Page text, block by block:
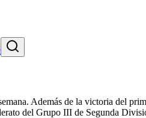
Además de la victoria del
del Grupo III de Segunda